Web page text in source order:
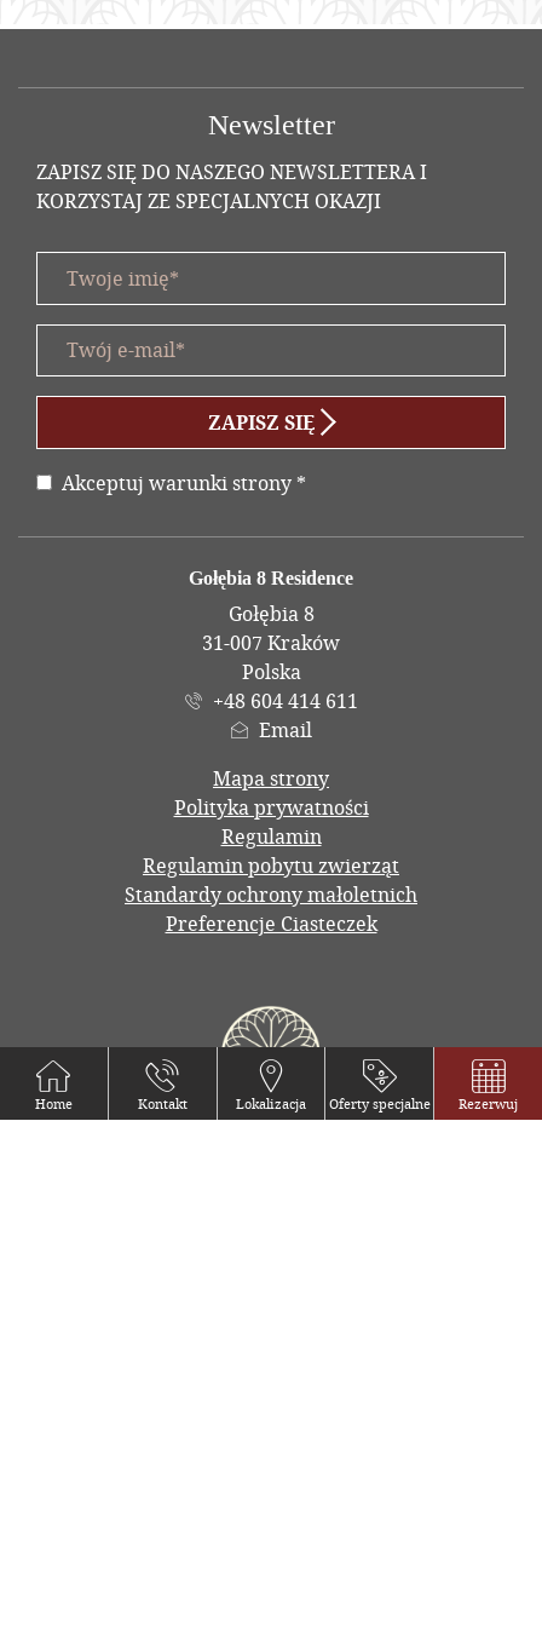
Newsletter
ZAPISZ SIĘ DO NASZEGO NEWSLETTERA I
KORZYSTAJ ZE SPECJALNYCH OKAZJI
Twoje imię *
Twój e-mail *
ZAPISZ SIĘ
Oświadczenie
Akceptuj warunki strony *
Gołębia 8 Residence
Gołębia 8
31-007 Kraków
Polska
+48 604 414 611
Email
Mapa strony
Polityka prywatności
Regulamin
Regulamin pobytu zwierząt
Standardy ochrony małoletnich
Preferencje Ciasteczek
Home Kontakt Lokalizacja Oferty specjalne Rezerwuj